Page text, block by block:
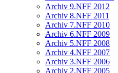
Archiv 9.NFF 2012
Archiv 8.NFF 2011
Archiv 7.NFF 2010
Archiv 6.NFF 2009
Archiv 5.NFF 2008
Archiv 4.NFF 2007
Archiv 3.NFF 2006
Archiv 2.NFF 2005